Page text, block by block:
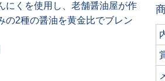
にくを使用し、老舗醤油屋が作
の2種の醤油を黄金比でブレン